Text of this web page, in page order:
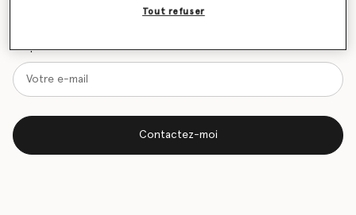
Me prévenir lors du retour en stock
Contactez-moi
Tout refuser